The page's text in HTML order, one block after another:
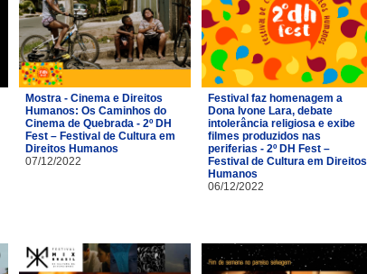
Mostra - Cinema e Direitos
Humanos: Os Caminhos do
Cinema de Quebrada - 2º DH
Fest – Festival de Cultura em
Direitos Humanos
07/12/2022
Festival faz homenagem a
Dona Ivone Lara, debate
intolerância religiosa e exibe
filmes produzidos nas
periferias - 2º DH Fest –
Festival de Cultura em Direitos
Humanos
06/12/2022